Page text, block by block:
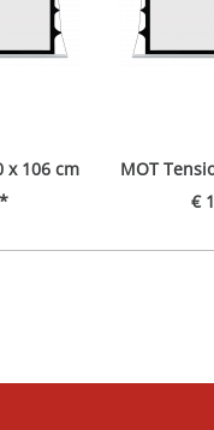
x 106 cm
MOT
€